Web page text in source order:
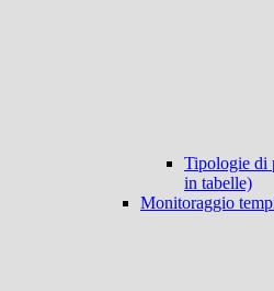
Tipologie di
in tabelle)
Monitoraggio